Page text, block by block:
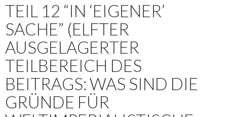
TEIL 12 “IN ‘EIGENER’
SACHE” (ELFTER
AUSGELAGERTER
TEILBEREICH DES
BEITRAGS: WAS SIND DIE
GRÜNDE FÜR